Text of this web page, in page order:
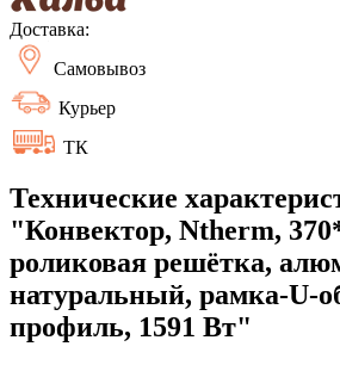
Доставка:
Самовывоз
Курьер
ТК
Технические
"Конвектор, Ntherm,
роликовая решётка,
натуральный, рамка-U-
профиль, 1591 Вт"